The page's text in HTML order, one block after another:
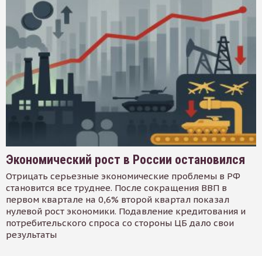
Экономический рост в России остановился
Отрицать серьезные экономические проблемы в РФ
становится все труднее. После сокращения ВВП в
первом квартале на 0,6% второй квартал показал
нулевой рост экономики. Подавление кредитования и
потребительского спроса со стороны ЦБ дало свои
результаты